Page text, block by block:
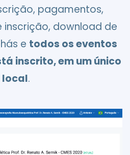
pagamentos,
download de
e todos os eventos
inscrito, em um único
local.